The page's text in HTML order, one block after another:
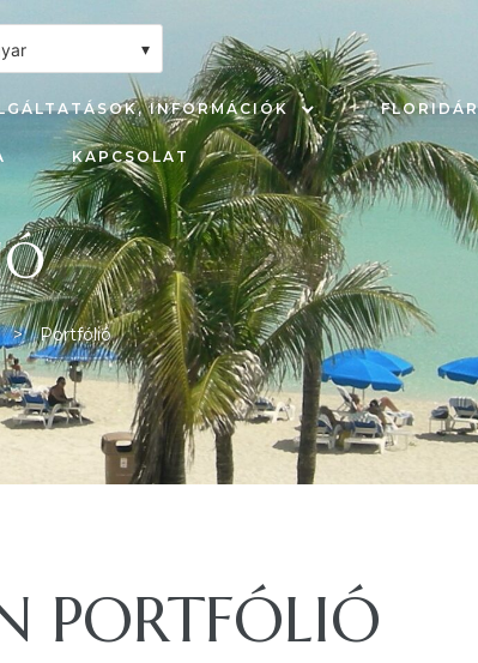
▾
INFORMÁCIÓK
KAPCSOLAT
> Portfólió
PORTFÓLIÓ